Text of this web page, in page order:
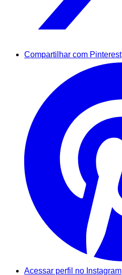
Compartilhar com Pinterest
Acessar perfil no Instagram